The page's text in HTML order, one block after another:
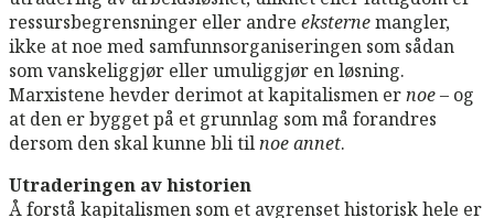
ressursbegrensninger eller andre eksternemangler,
ikke at noe med samfunnsorganiseringen som sådan
som vanskeliggjør eller umuliggjør en løsning.
Marxistene hevder derimot at kapitalismen ernoe– og
at den er bygget på et grunnlag som må forandres
dersom den skal kunne bli tilnoe annet.
Utraderingen av historien
Å forstå kapitalismen som et avgrenset historisk hele er